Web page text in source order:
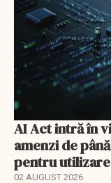
AI Act intră în
amenzi de
pentru
02 AUGUST 2026